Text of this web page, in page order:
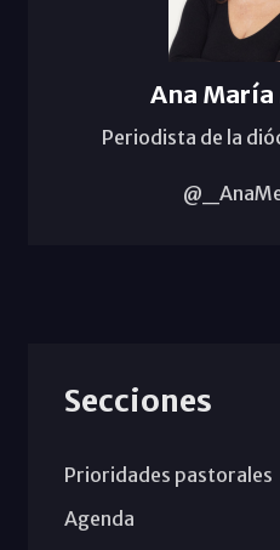
Ana
Periodista de la
Secciones
Prioridades pastorales
Agenda